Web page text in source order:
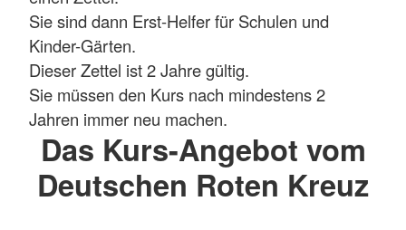
Sie sind dann Erst-Helfer für Schulen und
Kinder-Gärten.
Dieser Zettel ist 2 Jahre gültig.
Sie müssen den Kurs nach mindestens 2
Jahren immer neu machen.
Das Kurs-Angebot vom
Deutschen Roten Kreuz